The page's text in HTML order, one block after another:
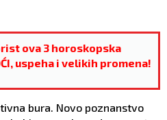
ova 3 horoskopska
uspeha i velikih promena!
bura. Novo poznanstvo